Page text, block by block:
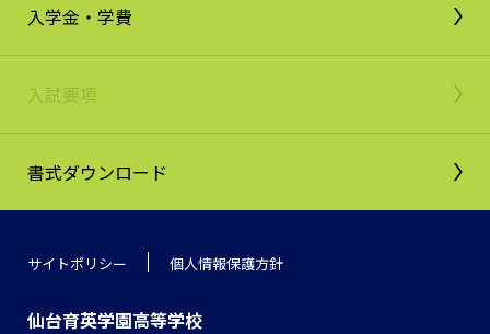
入学金・学費
入試要項
書式ダウンロード
サイトポリシー 個人情報保護方針
仙台育英学園高等学校